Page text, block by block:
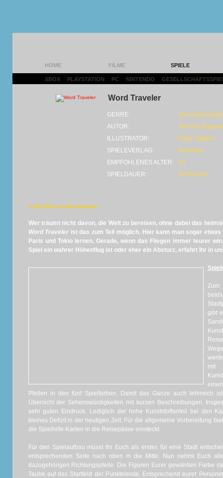
HOME FILME SPIELE
XBOX PLAYSTATION PC NINTENDO
Word Traveler
GENRE:
AUTOR:
Thomas
ILLUSTRATOR:
Peter Slattery
SPIELEVERLAG:
Asmodee
EMPFOHLENES ALTER:
10
SPIELDAUER:
30 Minuten
11.03.2025 von Born2bewild
Wer träumt nicht davon, die Welt zu bereisen, ohne dabei das
Word Traveler ist das zum Teil möglich. Hier kann man sogar
Paris und Tokio lernen. Gerade, wenn das Fliegen immer teurer
Spiel ein wahrer Höhenflug ist oder eher ein Absturz, erfahrt Ihr in
gibt
mit
Pfeilen in den fünf Spielfarben. Damit das Ganze auch lehrreich
Übersicht der Sehenswürdigkeiten mit kurzen Beschreibungen.
sehr guten Eindruck. Lediglich der hohe Kunststoffanteil bei den
kleines Defizit in der heutigen Zeit. Für die allgemeine Vorbereitung
die Spielhilfe-Karten in die Reisepässe einsteckt.
Für den Spielaufbau müsst Ihr Euch als erstes für eine Stadt
entsprechenden Seite nach oben in die Mitte. Nun nehmt Euch
dazugehörigen Richtungspfeile. Die Figuren Eurer gewählten Farbe
Taube auf das Startfeld der Punkteleiste. Entsprechend eurer